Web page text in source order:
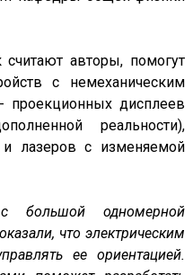
считают авторы, помогут
с немеханическим
проекционных дисплеев
реальности),
и лазеров с изменяемой
большой одномерной
что электрическим
ее ориентацией.